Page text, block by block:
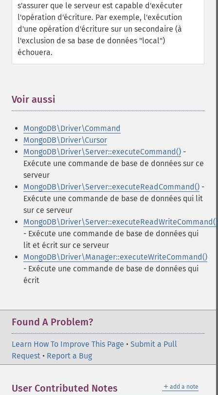
s'assurer que le serveur est capable d'exécuter
l'opération d'écriture. Par exemple, l'exécution
d'une opération d'écriture sur un secondaire (à
l'exclusion de sa base de données "local")
échouera.
Voir aussi
MongoDB\Driver\Command
MongoDB\Driver\Cursor
MongoDB\Driver\Server::executeCommand() -
Exécute une commande de base de données sur ce
serveur
MongoDB\Driver\Server::executeReadCommand() -
Exécute une commande de base de données qui lit
sur ce serveur
MongoDB\Driver\Server::executeReadWriteCommand()
- Exécute une commande de base de données qui
lit et écrit sur ce serveur
MongoDB\Driver\Manager::executeWriteCommand()
- Exécute une commande de base de données qui
écrit
Found A Problem?
Learn How To Improve This Page • Submit a Pull
Request • Report a Bug
＋ add a note
User Contributed Notes